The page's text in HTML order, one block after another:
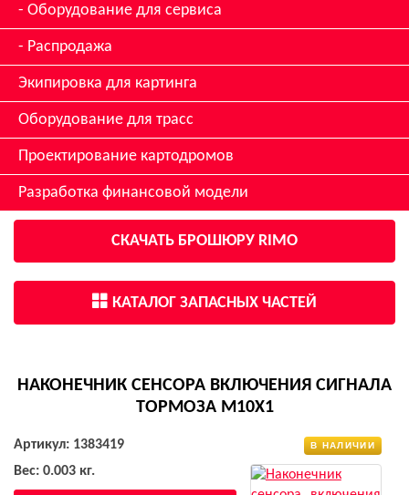
Оборудование для сервиса
Распродажа
Экипировка для картинга
Оборудование для трасс
Проектирование картодромов
Разработка финансовой модели
СКАЧАТЬ БРОШЮРУ RIMO
КАТАЛОГ ЗАПАСНЫХ ЧАСТЕЙ
НАКОНЕЧНИК СЕНСОРА ВКЛЮЧЕНИЯ СИГНАЛА
ТОРМОЗА M10X1
В НАЛИЧИИ
Артикул: 1383419
Вес: 0.003 кг.